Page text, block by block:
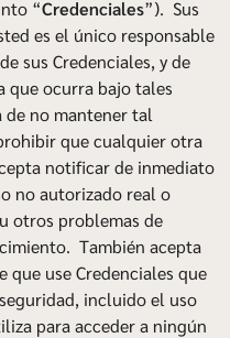
“Credenciales”). Sus
es el único responsable
sus Credenciales, y de
que ocurra bajo tales
de no mantener tal
que cualquier otra
notificar de inmediato
no autorizado real o
otros problemas de
También acepta
use Credenciales que
incluido el uso
para acceder a ningún